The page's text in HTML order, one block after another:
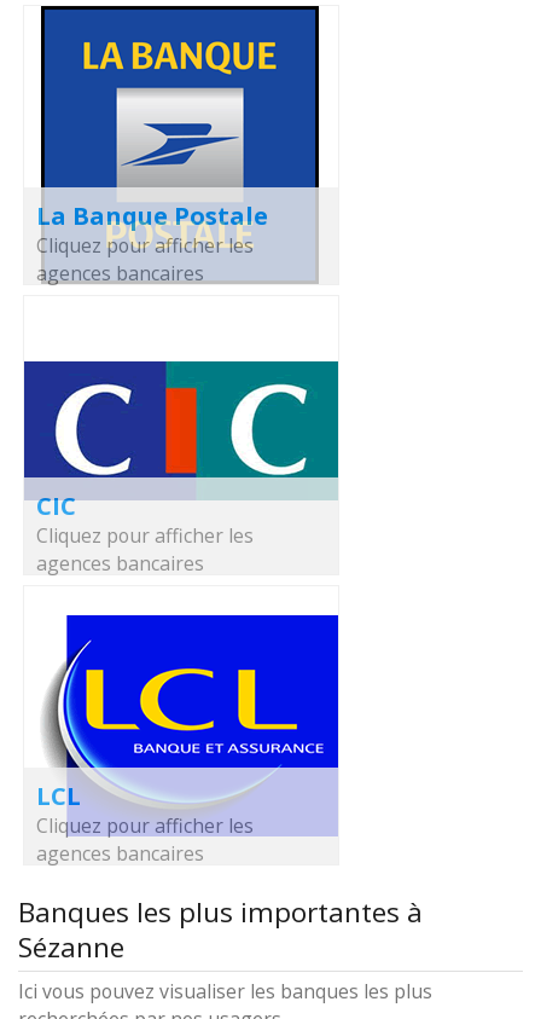
La Banque Postale
Cliquez pour afficher les
agences bancaires
CIC
Cliquez pour afficher les
agences bancaires
LCL
Cliquez pour afficher les
agences bancaires
Banques les plus importantes à
Sézanne
Ici vous pouvez visualiser les banques les plus